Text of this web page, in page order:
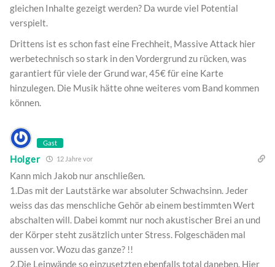
gleichen Inhalte gezeigt werden? Da wurde viel Potential
verspielt.
Drittens ist es schon fast eine Frechheit, Massive Attack hier
werbetechnisch so stark in den Vordergrund zu rücken, was
garantiert für viele der Grund war, 45€ für eine Karte
hinzulegen. Die Musik hätte ohne weiteres vom Band kommen
können.
Gast
Holger 12 Jahre vor
Kann mich Jakob nur anschließen.
1.Das mit der Lautstärke war absoluter Schwachsinn. Jeder
weiss das das menschliche Gehör ab einem bestimmten Wert
abschalten will. Dabei kommt nur noch akustischer Brei an und
der Körper steht zusätzlich unter Stress. Folgeschäden mal
aussen vor. Wozu das ganze? !!
2.Die Leinwände so einzusetzten ebenfalls total daneben. Hier